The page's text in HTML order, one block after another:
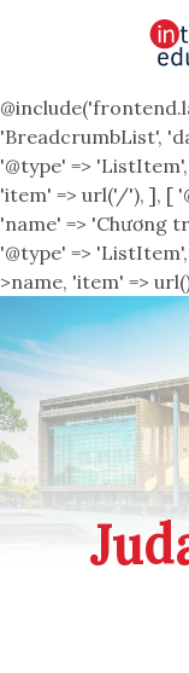
'BreadcrumbList',
'@type' =>
'item' => url('/'), ], [
'name' => 'Chương
'@type' =>
>name, 'item' =>